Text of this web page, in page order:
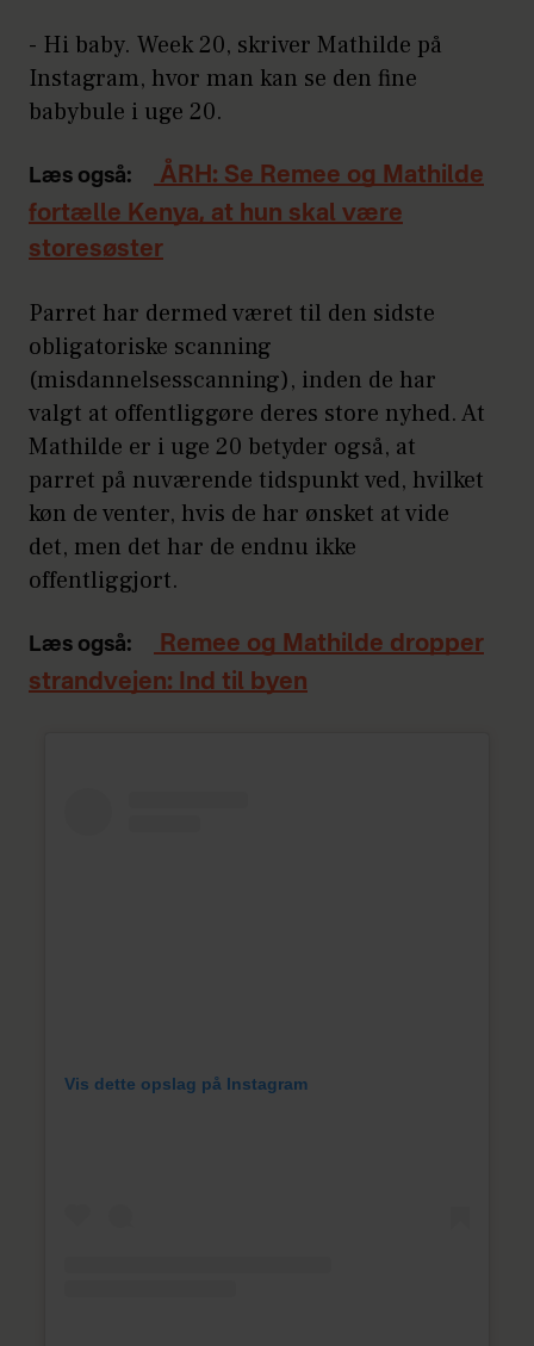
- Hi baby. Week 20, skriver Mathilde på
Instagram, hvor man kan se den fine
babybule i uge 20.
Læs også:
ÅRH: Se Remee og Mathilde
fortælle Kenya, at hun skal være
storesøster
Parret har dermed været til den sidste
obligatoriske scanning
(misdannelsesscanning), inden de har
valgt at offentliggøre deres store nyhed. At
Mathilde er i uge 20 betyder også, at
parret på nuværende tidspunkt ved, hvilket
køn de venter, hvis de har ønsket at vide
det, men det har de endnu ikke
offentliggjort.
Læs også:
Remee og Mathilde dropper
strandvejen: Ind til byen
Vis dette opslag på Instagram